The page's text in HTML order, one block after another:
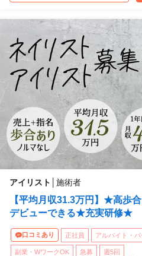
アイリスト 施術者
【平均月収31.3万円】★高歩
デビューできる★充実研修★
口コミあり 正社員 アルバイト・パ
副業・WワークOK 急募 週5回